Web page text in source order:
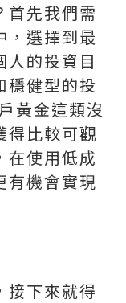
首先我們需
，選擇到最
人的投資目
穩健型的投
黃金這類沒
得比較可觀
在使用低成
有機會實現
接下來就得